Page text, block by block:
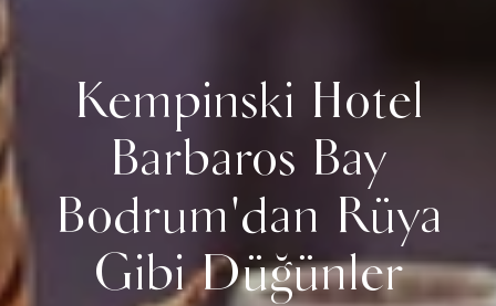
Kempinski Hotel
Barbaros Bay
Bodrum'dan Rüya
Gibi Düğünler